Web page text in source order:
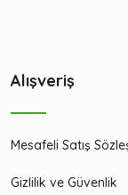
Alışveriş
Mesafeli Satış
Gizlilik ve Güvenlik